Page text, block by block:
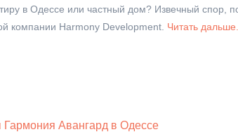
в Одессе или частный дом? Извечный спор,
компании Harmony Development. Читать дальше...
Гармония Авангард в Одессе